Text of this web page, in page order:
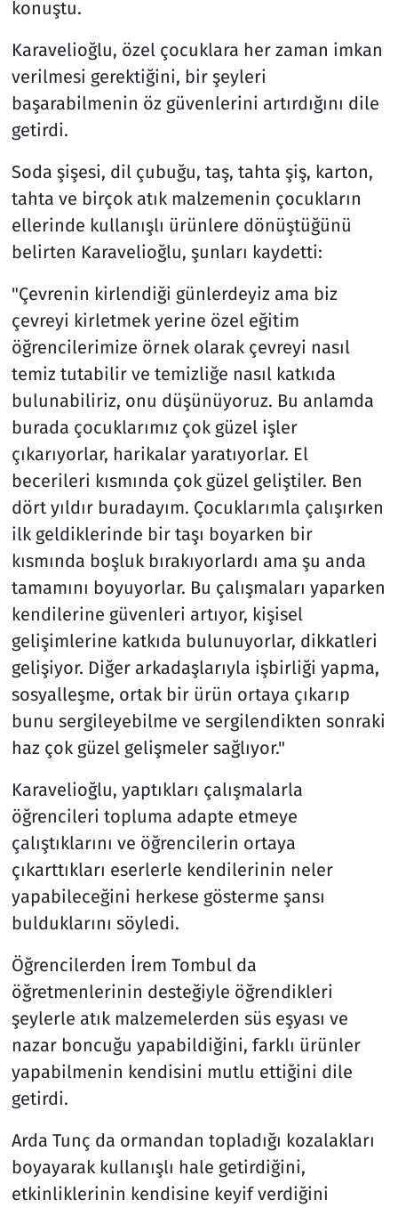
konuştu.
Karavelioğlu, özel çocuklara her zaman imkan
verilmesi gerektiğini, bir şeyleri
başarabilmenin öz güvenlerini artırdığını dile
getirdi.
Soda şişesi, dil çubuğu, taş, tahta şiş, karton,
tahta ve birçok atık malzemenin çocukların
ellerinde kullanışlı ürünlere dönüştüğünü
belirten Karavelioğlu, şunları kaydetti:
"Çevrenin kirlendiği günlerdeyiz ama biz
çevreyi kirletmek yerine özel eğitim
öğrencilerimize örnek olarak çevreyi nasıl
temiz tutabilir ve temizliğe nasıl katkıda
bulunabiliriz, onu düşünüyoruz. Bu anlamda
burada çocuklarımız çok güzel işler
çıkarıyorlar, harikalar yaratıyorlar. El
becerileri kısmında çok güzel geliştiler. Ben
dört yıldır buradayım. Çocuklarımla çalışırken
ilk geldiklerinde bir taşı boyarken bir
kısmında boşluk bırakıyorlardı ama şu anda
tamamını boyuyorlar. Bu çalışmaları yaparken
kendilerine güvenleri artıyor, kişisel
gelişimlerine katkıda bulunuyorlar, dikkatleri
gelişiyor. Diğer arkadaşlarıyla işbirliği yapma,
sosyalleşme, ortak bir ürün ortaya çıkarıp
bunu sergileyebilme ve sergilendikten sonraki
haz çok güzel gelişmeler sağlıyor."
Karavelioğlu, yaptıkları çalışmalarla
öğrencileri topluma adapte etmeye
çalıştıklarını ve öğrencilerin ortaya
çıkarttıkları eserlerle kendilerinin neler
yapabileceğini herkese gösterme şansı
bulduklarını söyledi.
Öğrencilerden İrem Tombul da
öğretmenlerinin desteğiyle öğrendikleri
şeylerle atık malzemelerden süs eşyası ve
nazar boncuğu yapabildiğini, farklı ürünler
yapabilmenin kendisini mutlu ettiğini dile
getirdi.
Arda Tunç da ormandan topladığı kozalakları
boyayarak kullanışlı hale getirdiğini,
etkinliklerinin kendisine keyif verdiğini